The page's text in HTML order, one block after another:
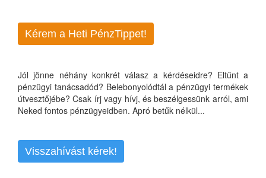
Kérem a Heti PénzTippet!
Jól jönne néhány konkrét válasz a kérdéseidre? Eltűnt a
pénzügyi tanácsadód? Belebonyolódtál a pénzügyi termékek
útvesztőjébe? Csak írj vagy hívj, és beszélgessünk arról, ami
Neked fontos pénzügyeidben. Apró betűk nélkül...
Visszahívást kérek!